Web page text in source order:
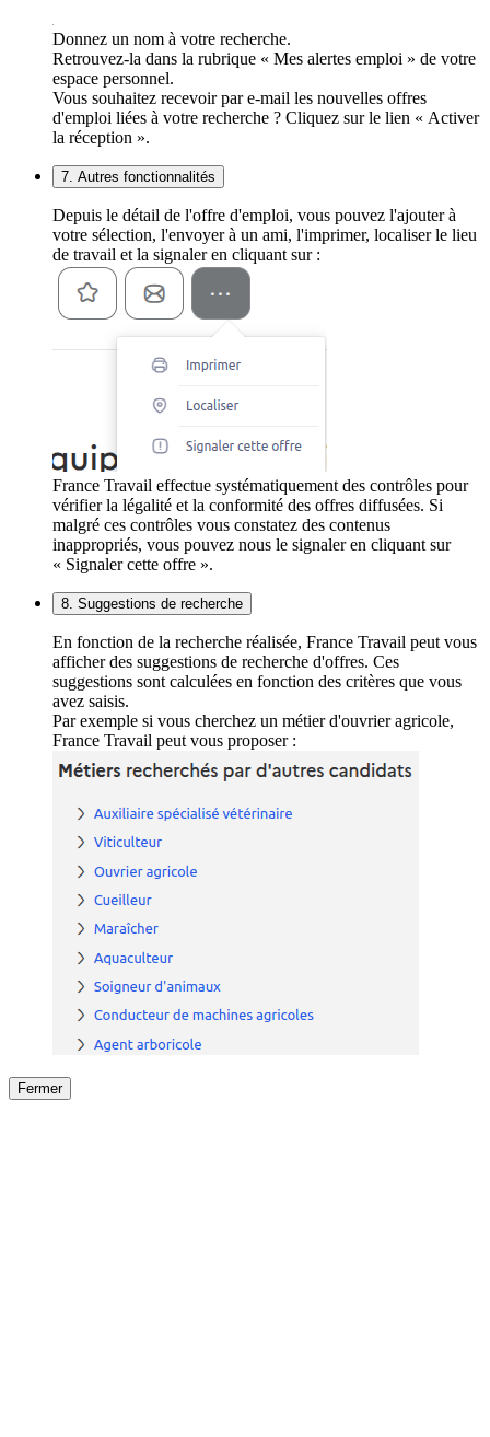
Donnez un nom à votre recherche.
Retrouvez-la dans la rubrique « Mes alertes emploi » de votre
espace personnel.
Vous souhaitez recevoir par e-mail les nouvelles offres
d'emploi liées à votre recherche ? Cliquez sur le lien « Activer
la réception ».
7. Autres fonctionnalités
Depuis le détail de l'offre d'emploi, vous pouvez l'ajouter à
votre sélection, l'envoyer à un ami, l'imprimer, localiser le lieu
de travail et la signaler en cliquant sur :
France Travail effectue systématiquement des contrôles pour
vérifier la légalité et la conformité des offres diffusées. Si
malgré ces contrôles vous constatez des contenus
inappropriés, vous pouvez nous le signaler en cliquant sur
« Signaler cette offre ».
8. Suggestions de recherche
En fonction de la recherche réalisée, France Travail peut vous
afficher des suggestions de recherche d'offres. Ces
suggestions sont calculées en fonction des critères que vous
avez saisis.
Par exemple si vous cherchez un métier d'ouvrier agricole,
France Travail peut vous proposer :
Fermer